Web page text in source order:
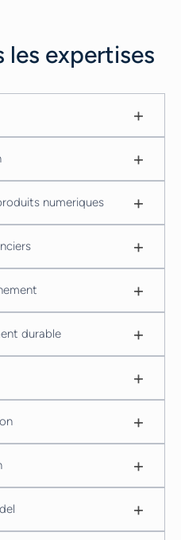
les expertises
+
+
numeriques +
+
+
durable +
+
+
+
+